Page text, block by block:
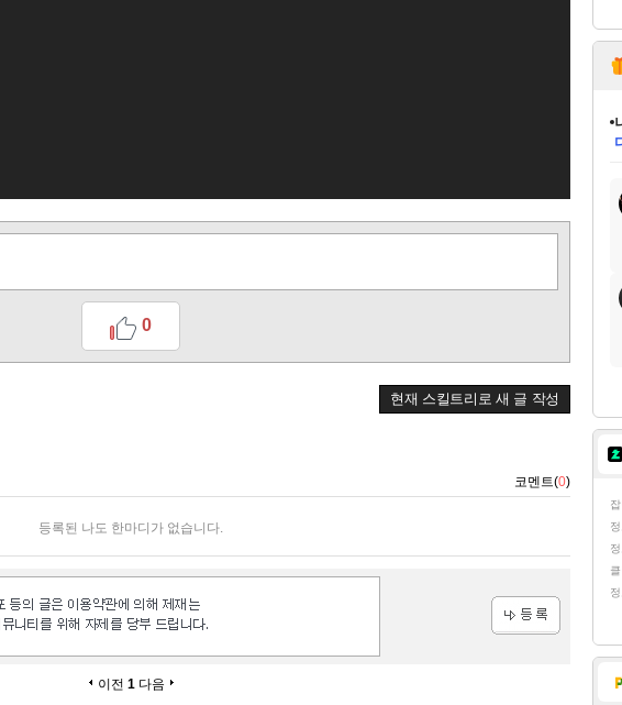
0
현재 스킬트리로 새 글 작성
코멘트(0)
등록된 나도 한마디가 없습니다.
이전 1 다음